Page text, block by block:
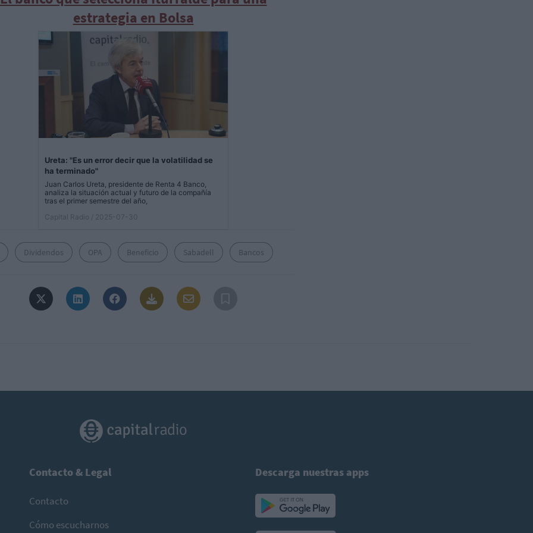
estrategia en Bolsa
Ureta: "Es un error decir que la volatilidad se
ha terminado"
Juan Carlos Ureta, presidente de Renta 4 Banco,
analiza la situación actual y futuro de la compañía
tras el primer semestre del año,
Capital Radio
/ 2025-07-30
Dividendos OPA Beneficio Sabadell Bancos
Contacto & Legal
Contacto
Cómo escucharnos
Descarga nuestras apps